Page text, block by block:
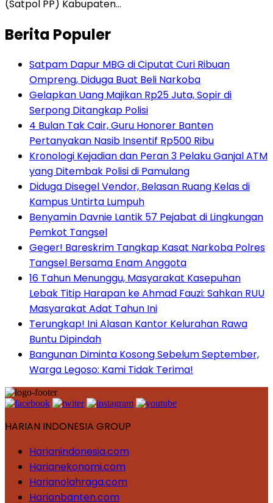
(Satpol PP) Kabupaten…
Berita Populer
Satpam Dapur MBG di Ciputat Curi Ribuan
Ompreng, Diduga Buat Beli Narkoba
Gelapkan Uang Majikan Rp25 Juta, Sopir di
Serpong Ditangkap Polisi
4 Bulan Tak Cair, Guru Honorer Banten
Pertanyakan Nasib Insentif Rp500 Ribu
Kronologi Kejadian dan Peran 3 Pelaku Ganjal ATM
yang Ditembak Polisi di Pamulang
Diduga Disegel Vendor, Belasan Ruang Kelas di
Kampus Untirta Lumpuh
Benyamin Davnie Lantik 57 Pejabat di Lingkungan
Pemkot Tangsel
Geger! Bareskrim Tangkap Kasat Narkoba Polres
Tangsel Bersama Enam Anggota
16 Tahun Menunggu, Masyarakat Kasepuhan
Lebak Titip Harapan ke Ahmad Fauzi: Sahkan RUU
Masyarakat Adat Tahun Ini
Terungkap! Ini Alasan Kantor Kelurahan Rawa
Buntu Dipindah
Bangunan Diminta Kosong Sebelum September,
Warga Legoso: Kami Tidak Terima!
HARIAN INDONESIA GROUP
Harianindonesia.com
Harianekonomi.com
Harianolahraga.com
Harianbanten.com